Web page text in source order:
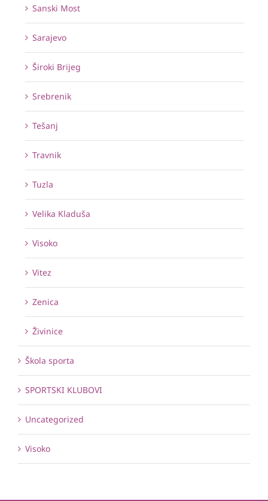
Sanski Most
Sarajevo
Široki Brijeg
Srebrenik
Tešanj
Travnik
Tuzla
Velika Kladuša
Visoko
Vitez
Zenica
Živinice
Škola sporta
SPORTSKI KLUBOVI
Uncategorized
Visoko